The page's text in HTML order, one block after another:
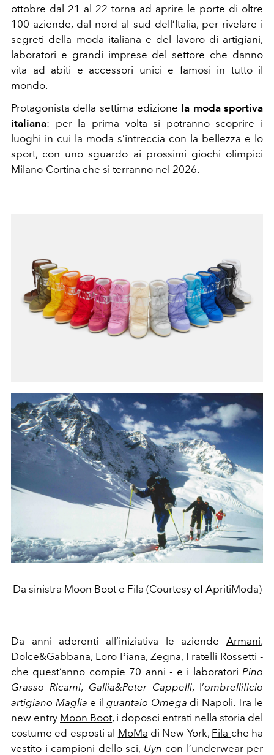
ottobre dal 21 al 22 torna ad aprire le porte di oltre
100 aziende, dal nord al sud dell’Italia, per rivelare i
segreti della moda italiana e del lavoro di artigiani,
laboratori e grandi imprese del settore che danno
vita ad abiti e accessori unici e famosi in tutto il
mondo.
Protagonista della settima edizione la moda sportiva
italiana: per la prima volta si potranno scoprire i
luoghi in cui la moda s’intreccia con la bellezza e lo
sport, con uno sguardo ai prossimi giochi olimpici
Milano-Cortina che si terranno nel 2026.
Da sinistra Moon Boot e Fila (Courtesy of ApritiModa)
Da anni aderenti all’iniziativa le aziende Armani,
Dolce&Gabbana, Loro Piana, Zegna, Fratelli Rossetti -
che quest’anno compie 70 anni - e i laboratori Pino
Grasso Ricami, Gallia&Peter Cappelli, l’ombrellificio
artigiano Maglia e ilguantaio Omega di Napoli. Tra le
new entry Moon Boot, i doposci entrati nella storia del
costume ed esposti al MoMa di New York, Fila che ha
vestito i campioni dello sci, Uyn con l’underwear per